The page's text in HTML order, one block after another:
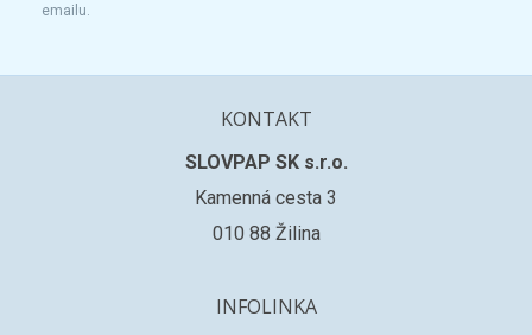
emailu.
KONTAKT
SLOVPAP SK s.r.o.
Kamenná cesta 3
010 88 Žilina
INFOLINKA